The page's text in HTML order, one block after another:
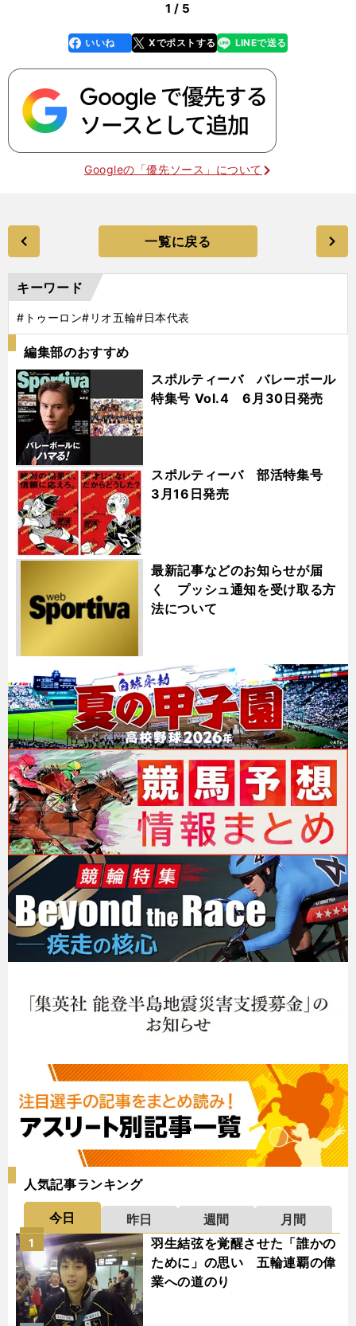
1 / 5
faceboo
k
いいね Xでポストする
line LINEで送る
Googleの「優先ソース」について
一覧に戻る
キーワード
#トゥーロン#リオ五輪#日本代表
編集部のおすすめ
スポルティーバ バレーボール
特集号 Vol.4 6月30日発売
スポルティーバ 部活特集号
3月16日発売
最新記事などのお知らせが届
く プッシュ通知を受け取る方
法について
人気記事ランキング
今日 昨日 週間
月間
羽生結弦を覚醒させた「誰かの
ために」の思い 五輪連覇の偉
業への道のり
1